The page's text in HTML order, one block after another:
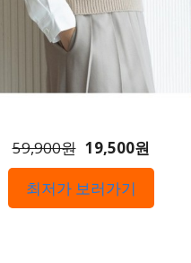
59,900원 19,500원
최저가 보러가기